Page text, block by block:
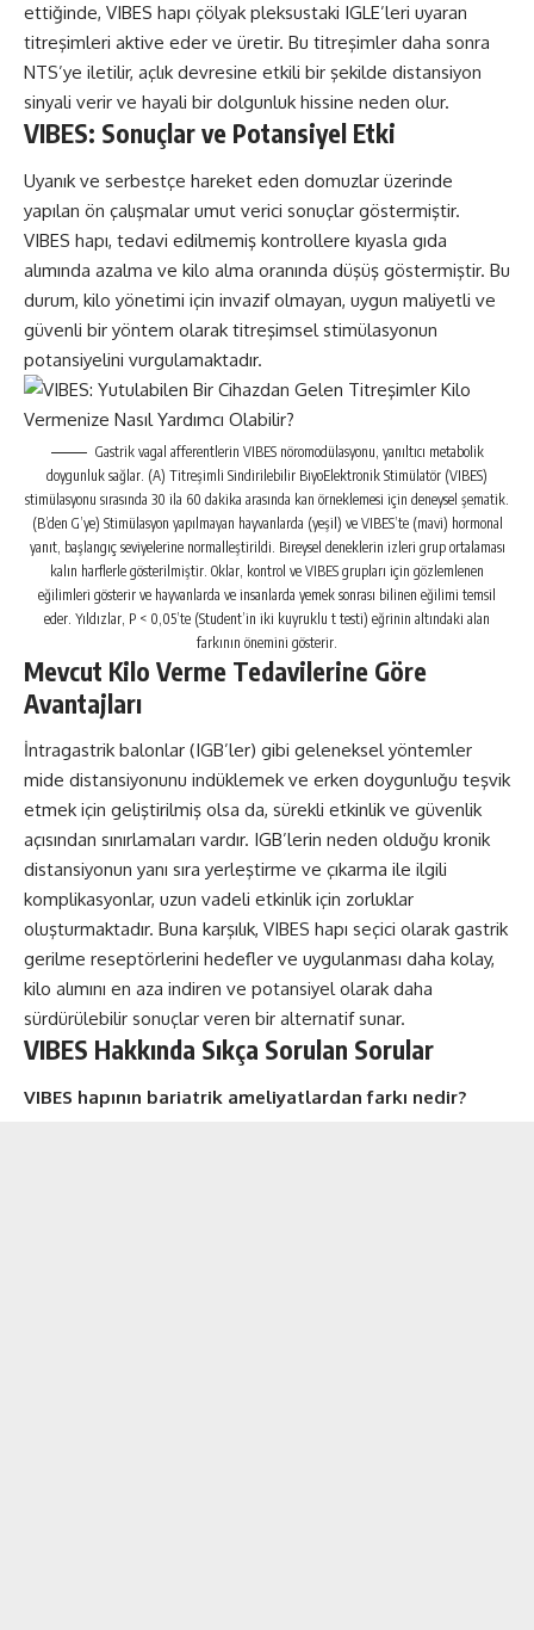
ettiğinde, VIBES hapı çölyak pleksustaki IGLE’leri uyaran
titreşimleri aktive eder ve üretir. Bu titreşimler daha sonra
NTS’ye iletilir, açlık devresine etkili bir şekilde distansiyon
sinyali verir ve hayali bir dolgunluk hissine neden olur.
VIBES: Sonuçlar ve Potansiyel Etki
Uyanık ve serbestçe hareket eden domuzlar üzerinde
yapılan ön çalışmalar umut verici sonuçlar göstermiştir.
VIBES hapı, tedavi edilmemiş kontrollere kıyasla gıda
alımında azalma ve kilo alma oranında düşüş göstermiştir. Bu
durum, kilo yönetimi için invazif olmayan, uygun maliyetli ve
güvenli bir yöntem olarak titreşimsel stimülasyonun
potansiyelini vurgulamaktadır.
Gastrik vagal afferentlerin VIBES nöromodülasyonu, yanıltıcı metabolik
doygunluk sağlar. (A) Titreşimli Sindirilebilir BiyoElektronik Stimülatör (VIBES)
stimülasyonu sırasında 30 ila 60 dakika arasında kan örneklemesi için deneysel şematik.
(B’den G’ye) Stimülasyon yapılmayan hayvanlarda (yeşil) ve VIBES’te (mavi) hormonal
yanıt, başlangıç ​​seviyelerine normalleştirildi. Bireysel deneklerin izleri grup ortalaması
kalın harflerle gösterilmiştir. Oklar, kontrol ve VIBES grupları için gözlemlenen
eğilimleri gösterir ve hayvanlarda ve insanlarda yemek sonrası bilinen eğilimi temsil
eder. Yıldızlar, P < 0,05’te (Student’in iki kuyruklu t testi) eğrinin altındaki alan
farkının önemini gösterir.
Mevcut Kilo Verme Tedavilerine Göre
Avantajları
İntragastrik balonlar (IGB’ler) gibi geleneksel yöntemler
mide distansiyonunu indüklemek ve erken doygunluğu teşvik
etmek için geliştirilmiş olsa da, sürekli etkinlik ve güvenlik
açısından sınırlamaları vardır. IGB’lerin neden olduğu kronik
distansiyonun yanı sıra yerleştirme ve çıkarma ile ilgili
komplikasyonlar, uzun vadeli etkinlik için zorluklar
oluşturmaktadır. Buna karşılık, VIBES hapı seçici olarak gastrik
gerilme reseptörlerini hedefler ve uygulanması daha kolay,
kilo alımını en aza indiren ve potansiyel olarak daha
sürdürülebilir sonuçlar veren bir alternatif sunar.
VIBES Hakkında Sıkça Sorulan Sorular
VIBES hapının bariatrik ameliyatlardan farkı nedir?